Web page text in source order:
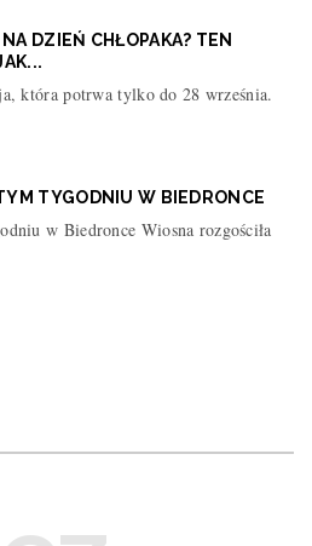
DZIEŃ CHŁOPAKA? TEN
która potrwa tylko do 28 września.
TYGODNIU W BIEDRONCE
w Biedronce Wiosna rozgościła